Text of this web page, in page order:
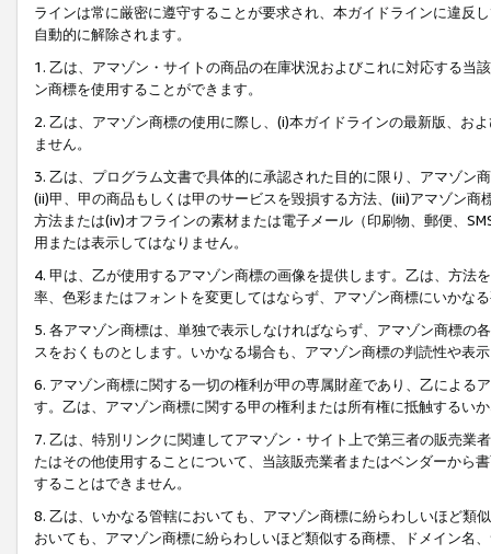
ラインは常に厳密に遵守することが要求され、本ガイドラインに違反
自動的に解除されます。
1. 乙は、アマゾン・サイトの商品の在庫状況およびこれに対応する
ン商標を使用することができます。
2. 乙は、アマゾン商標の使用に際し、(i)本ガイドラインの最新版、お
ません。
3. 乙は、プログラム文書で具体的に承認された目的に限り、アマゾン
(ii)甲、甲の商品もしくは甲のサービスを毀損する方法、(iii)アマゾン
方法または(iv)オフラインの素材または電子メール（印刷物、郵便、
用または表示してはなりません。
4. 甲は、乙が使用するアマゾン商標の画像を提供します。乙は、方
率、色彩またはフォントを変更してはならず、アマゾン商標にいかな
5. 各アマゾン商標は、単独で表示しなければならず、アマゾン商標
スをおくものとします。いかなる場合も、アマゾン商標の判読性や表
6. アマゾン商標に関する一切の権利が甲の専属財産であり、乙による
す。乙は、アマゾン商標に関する甲の権利または所有権に抵触するい
7. 乙は、特別リンクに関連してアマゾン・サイト上で第三者の販売
たはその他使用することについて、当該販売業者またはベンダーから
することはできません。
8. 乙は、いかなる管轄においても、アマゾン商標に紛らわしいほど類
おいても、アマゾン商標に紛らわしいほど類似する商標、ドメイン名